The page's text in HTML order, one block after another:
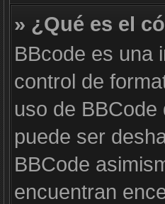
» ¿Qué es el
BBcode es una
control de
uso de
puede ser
BBCode
encuentran